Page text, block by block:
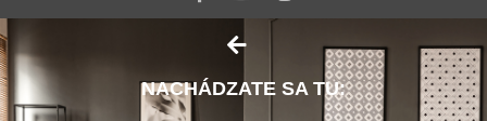
NACHÁDZATE SA TU: